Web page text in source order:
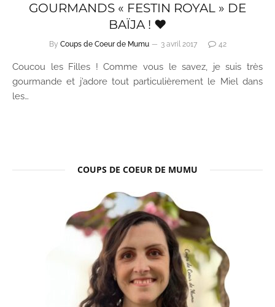
GOURMANDS « FESTIN ROYAL » DE
BAÏJA ! ♥
By Coups de Coeur de Mumu 3 avril 2017 42
Coucou les Filles ! Comme vous le savez, je suis très
gourmande et j’adore tout particulièrement le Miel dans
les…
COUPS DE COEUR DE MUMU